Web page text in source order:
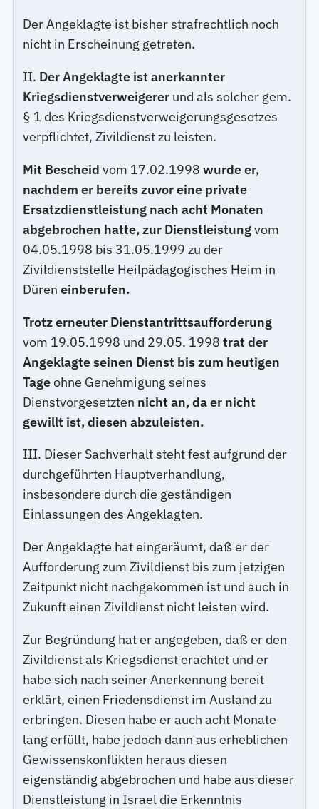
Der Angeklagte ist bisher strafrechtlich noch
nicht in Erscheinung getreten.
II. Der Angeklagte ist anerkannter
Kriegsdienstverweigerer und als solcher gem.
§ 1 des Kriegsdienstverweigerungsgesetzes
verpflichtet, Zivildienst zu leisten.
Mit Bescheid vom 17.02.1998wurde er,
nachdem er bereits zuvor eine private
Ersatzdienstleistung nach acht Monaten
abgebrochen hatte, zur Dienstleistungvom
04.05.1998 bis 31.05.1999 zu der
Zivildienststelle Heilpädagogisches Heim in
Düreneinberufen.
Trotz erneuter Dienstantrittsaufforderung
vom 19.05.1998 und 29.05. 1998trat der
Angeklagte seinen Dienst bis zum heutigen
Tageohne Genehmigung seines
Dienstvorgesetzten nicht an, da er nicht
gewillt ist, diesen abzuleisten.
III. Dieser Sachverhalt steht fest aufgrund der
durchgeführten Hauptverhandlung,
insbesondere durch die geständigen
Einlassungen des Angeklagten.
Der Angeklagte hat eingeräumt, daß er der
Aufforderung zum Zivildienst bis zum jetzigen
Zeitpunkt nicht nachgekommen ist und auch in
Zukunft einen Zivildienst nicht leisten wird.
Zur Begründung hat er angegeben, daß er den
Zivildienst als Kriegsdienst erachtet und er
habe sich nach seiner Anerkennung bereit
erklärt, einen Friedensdienst im Ausland zu
erbringen. Diesen habe er auch acht Monate
lang erfüllt, habe jedoch dann aus erheblichen
Gewissenskonflikten heraus diesen
eigenständig abgebrochen und habe aus dieser
Dienstleistung in Israel die Erkenntnis